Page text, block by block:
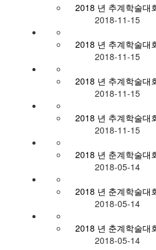
2018 년 추계학술대
2018-11-15
2018 년 추계학술대
2018-11-15
2018 년 추계학술대
2018-11-15
2018 년 추계학술대
2018-11-15
2018 년 춘계학술대
2018-05-14
2018 년 춘계학술대
2018-05-14
2018 년 춘계학술대
2018-05-14